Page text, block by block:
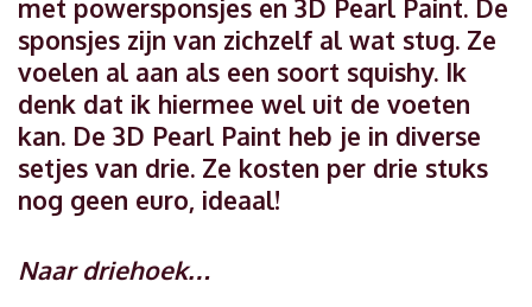
met powersponsjes en 3D Pearl Paint. De
sponsjes zijn van zichzelf al wat stug. Ze
voelen al aan als een soort squishy. Ik
denk dat ik hiermee wel uit de voeten
kan. De 3D Pearl Paint heb je in diverse
setjes van drie. Ze kosten per drie stuks
nog geen euro, ideaal!
Naar driehoek…